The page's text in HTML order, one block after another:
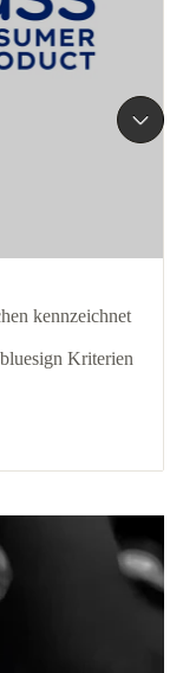
kennzeichnet
Kriterien